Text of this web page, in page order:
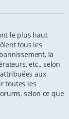
le plus haut
tous les
la
etc., selon
aux
toutes les
selon ce que